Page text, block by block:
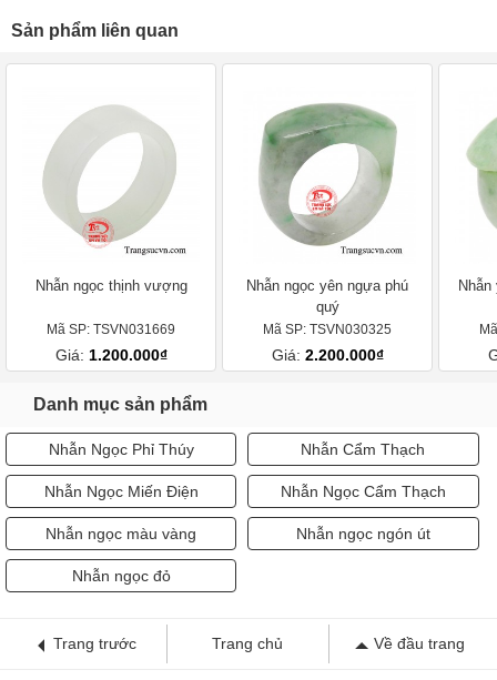
Sản phẩm liên quan
Nhẫn ngọc thịnh vượng
Mã SP: TSVN031669
Giá: 1.200.000₫
Nhẫn ngọc yên ngựa phú
quý
Mã SP: TSVN030325
Giá: 2.200.000₫
Danh mục sản phẩm
Nhẫn Ngọc Phỉ Thúy Nhẫn Cẩm Thạch
Nhẫn Ngọc Miến Điện Nhẫn Ngọc Cẩm Thạch
Nhẫn ngọc màu vàng Nhẫn ngọc ngón út
Nhẫn ngọc đỏ
Trang trước Trang chủ Về đầu trang